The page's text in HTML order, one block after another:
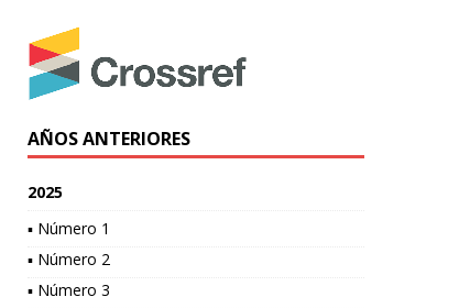
AÑOS ANTERIORES
2025
▪ Número 1
▪ Número 2
▪ Número 3